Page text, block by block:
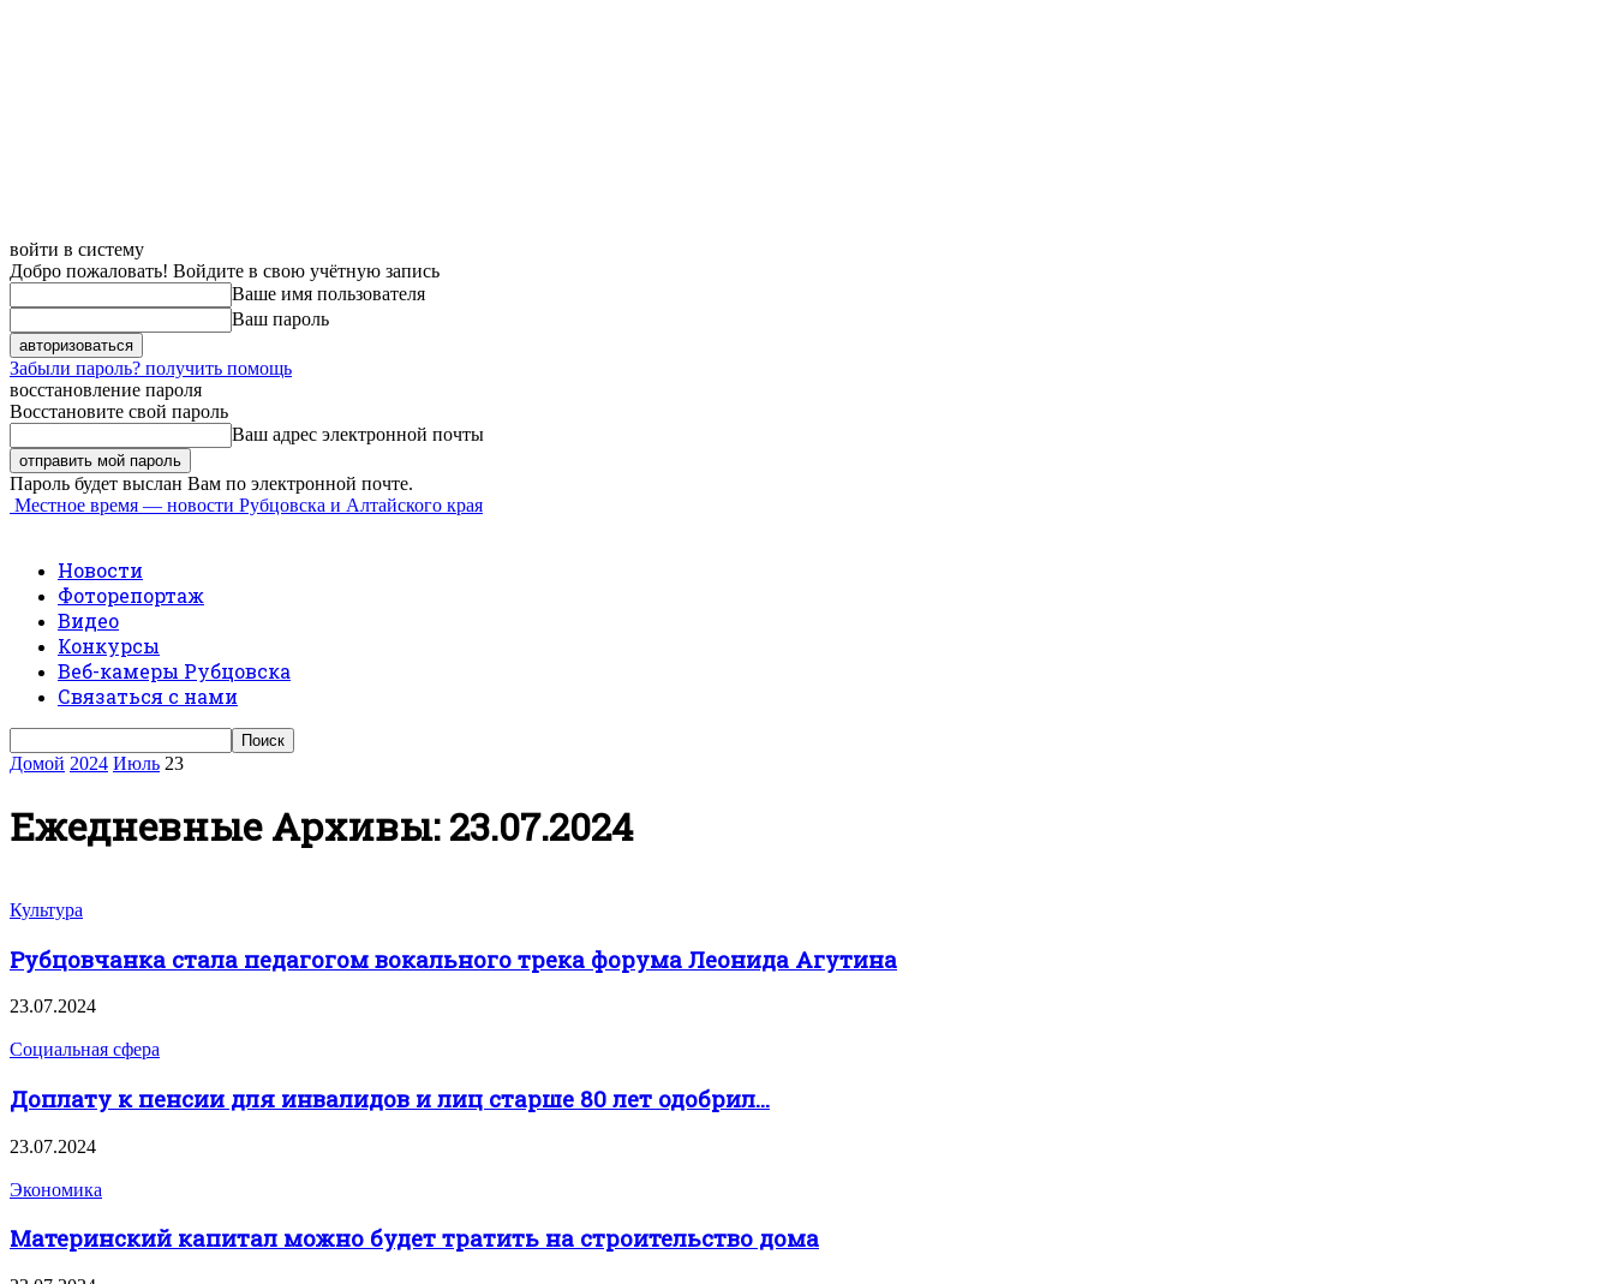
войти в систему
Добро пожаловать! Войдите в свою учётную запись
Ваше имя пользователя
Ваш пароль
Забыли пароль? получить помощь
восстановление пароля
Восстановите свой пароль
Ваш адрес электронной почты
Пароль будет выслан Вам по электронной почте.
Местное время — новости Рубцовска и Алтайского края
Новости
Фоторепортаж
Видео
Конкурсы
Веб-камеры Рубцовска
Связаться с нами
Домой 2024 Июль 23
Ежедневные Архивы: 23.07.2024
Культура
Рубцовчанка стала педагогом вокального трека форума Леонида Агутина
23.07.2024
Социальная сфера
Доплату к пенсии для инвалидов и лиц старше 80 лет одобрил...
23.07.2024
Экономика
Материнский капитал можно будет тратить на строительство дома